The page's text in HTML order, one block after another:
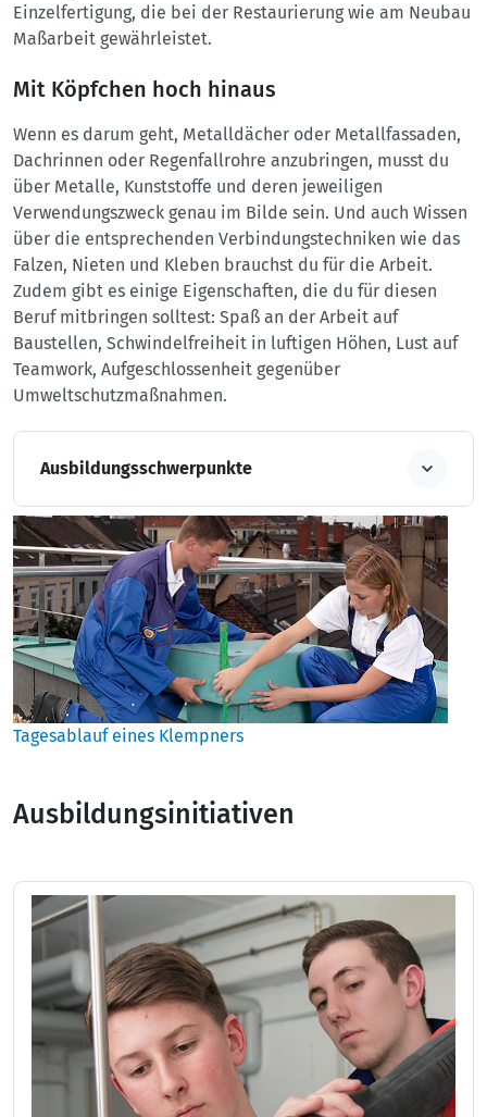
Einzelfertigung, die bei der Restaurierung wie am Neubau
Maßarbeit gewährleistet.
Mit Köpfchen hoch hinaus
Wenn es darum geht, Metalldächer oder Metallfassaden,
Dachrinnen oder Regenfallrohre anzubringen, musst du
über Metalle, Kunststoffe und deren jeweiligen
Verwendungszweck genau im Bilde sein. Und auch Wissen
über die entsprechenden Verbindungstechniken wie das
Falzen, Nieten und Kleben brauchst du für die Arbeit.
Zudem gibt es einige Eigenschaften, die du für diesen
Beruf mitbringen solltest: Spaß an der Arbeit auf
Baustellen, Schwindelfreiheit in luftigen Höhen, Lust auf
Teamwork, Aufgeschlossenheit gegenüber
Umweltschutzmaßnahmen.
Ausbildungsschwerpunkte
Tagesablauf eines Klempners
Ausbildungsinitiativen